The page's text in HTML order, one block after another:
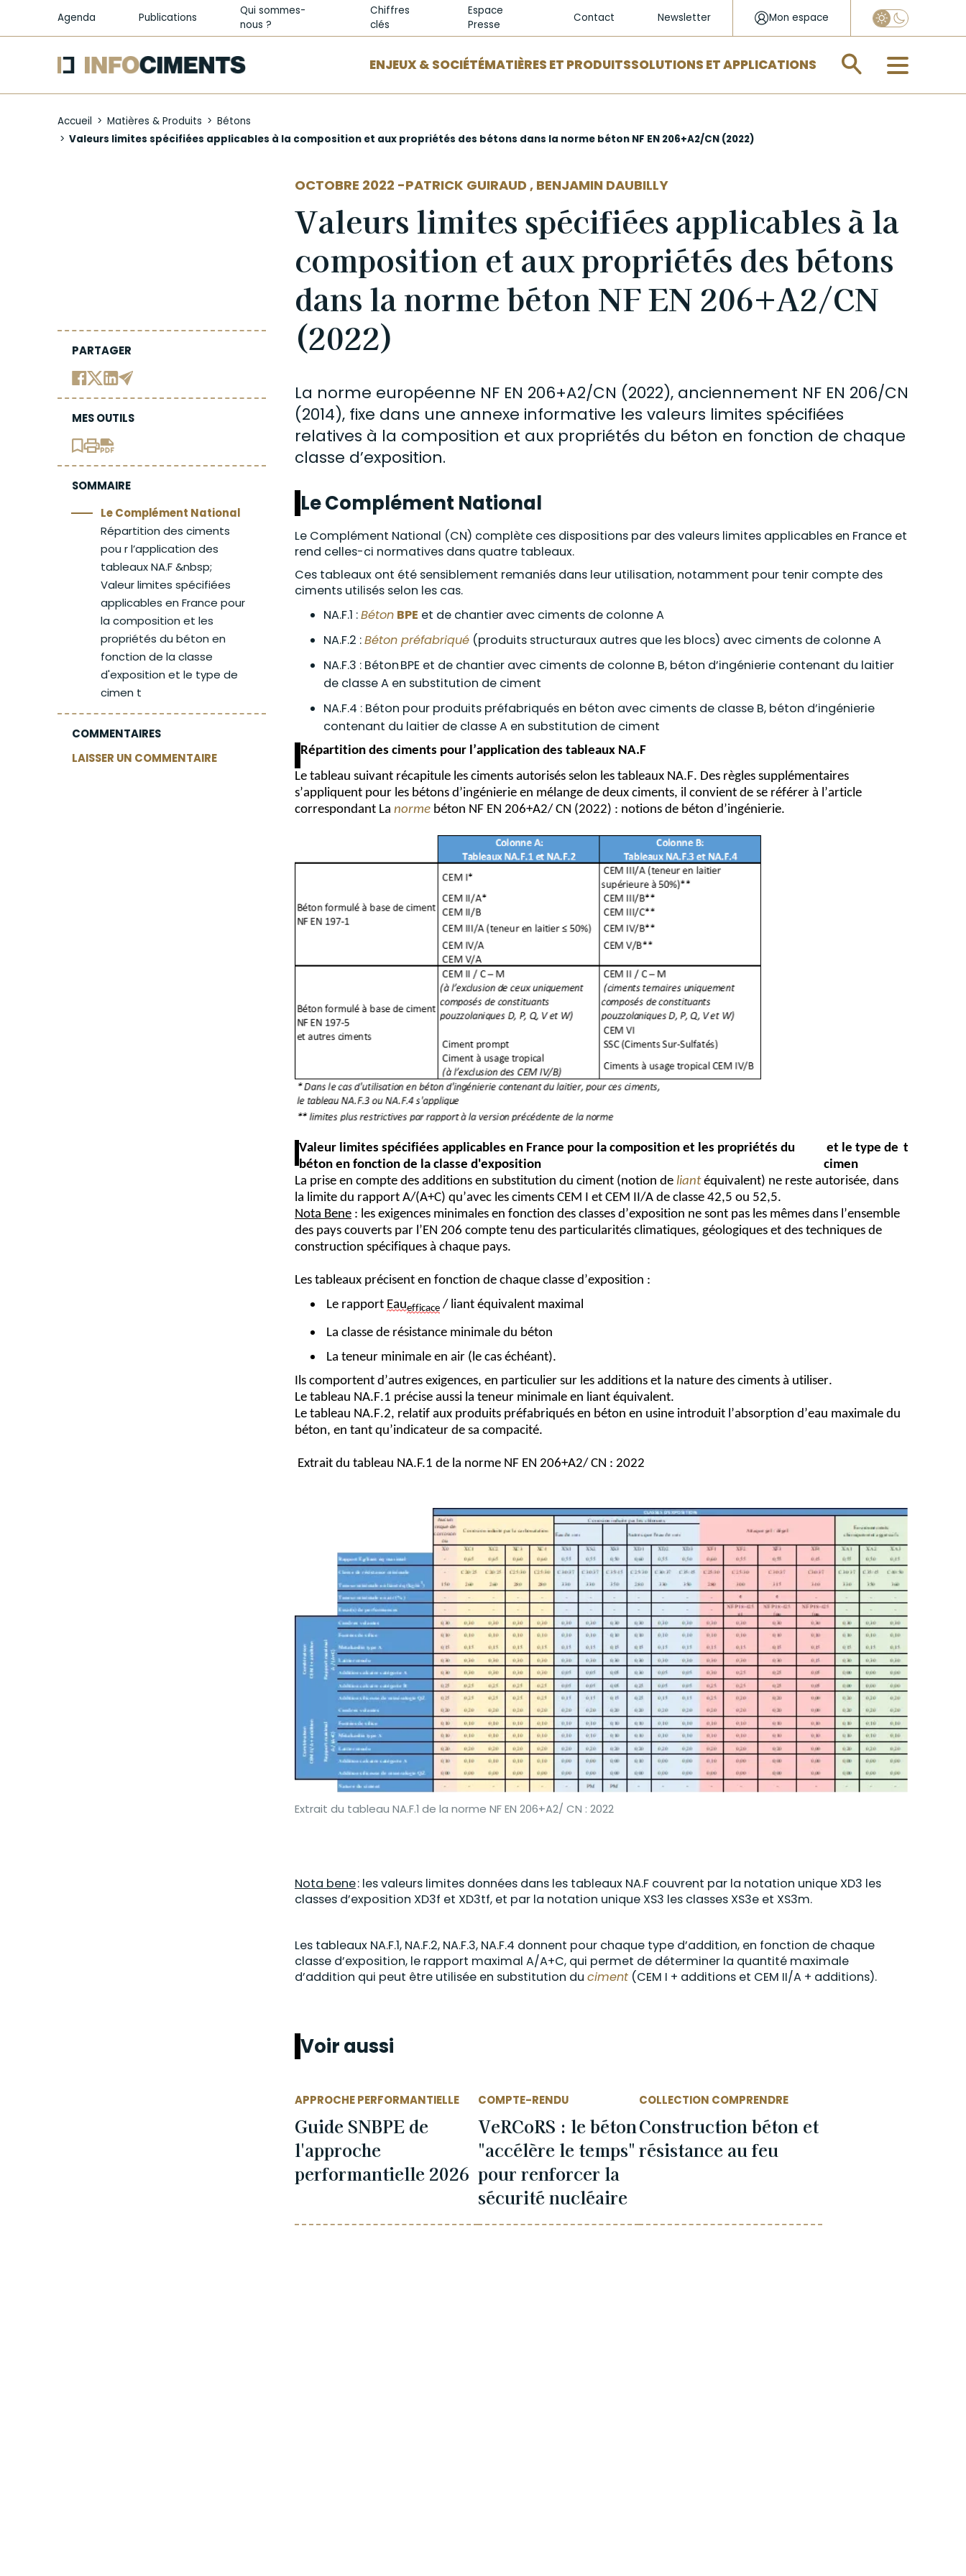
Agenda Publications
Qui sommes-
nous ?
Chiffres
clés
Espace
Presse
Contact Newsletter Mon espace
Appliquer
ENJEUX & SOCIÉTÉMATIÈRES ET PRODUITSSOLUTIONS ET APPLICATIONS
Accueil Matières & Produits
Bétons
Valeurs limites spécifiées applicables à la composition et aux propriétés des bétons dans la norme béton NF EN 206+A2/CN (2022)
PARTAGER
MES OUTILS
SOMMAIRE
Le Complément National
Répartition des ciments
pou r l’application des
tableaux NA.F &nbsp;
Valeur limites spécifiées
applicables en France pour
la composition et les
propriétés du béton en
fonction de la classe
d'exposition et le type de
cimen t
COMMENTAIRES
LAISSER UN COMMENTAIRE
OCTOBRE 2022 -
AUTEUR PATRICK GUIRAUD , BENJAMIN DAUBILLY
Valeurs limites spécifiées applicables à la
composition et aux propriétés des bétons
dans la norme béton NF EN 206+A2/CN
(2022)
La norme européenne NF EN 206+A2/CN (2022), anciennement NF EN 206/CN
(2014), fixe dans une annexe informative les valeurs limites spécifiées
relatives à la composition et aux propriétés du béton en fonction de chaque
classe d’exposition.
Le Complément National
Le Complément National (CN) complète ces dispositions par des valeurs limites applicables en France et
rend celles-ci normatives dans quatre tableaux.
Ces tableaux ont été sensiblement remaniés dans leur utilisation, notamment pour tenir compte des
ciments utilisés selon les cas.
NA.F.1 :Béton BPE et de chantier avec ciments de colonne A
NA.F.2 :Béton préfabriqué (produits structuraux autres que les blocs) avec ciments de colonne A
NA.F.3 : BétonBPE et de chantier avec ciments de colonne B, béton d’ingénierie contenant du laitier
de classe A en substitution de ciment
NA.F.4 : Béton pour produits préfabriqués en béton avec ciments de classe B, béton d’ingénierie
contenant du laitier de classe A en substitution de ciment
Répartition des ciments pour l’application des tableaux NA.F
Le tableau suivant récapitule les ciments autorisés selon les tableaux NA.F. Des règles supplémentaires
s’appliquent pour les bétons d’ingénierie en mélange de deux ciments, il convient de se référer à l’article
correspondant La norme béton NF EN 206+A2/ CN (2022) : notions de béton d’ingénierie.
Valeur limites spécifiées applicables en France pour la composition et les propriétés du
béton en fonction de la classe d'exposition
et le type de
cimen
t
La prise en compte des additions en substitution du ciment (notion de liant équivalent) ne reste autorisée, dans
la limite du rapport A/(A+C) qu’avec les ciments CEM I et CEM II/A de classe 42,5 ou 52,5.
Nota Bene : les exigences minimales en fonction des classes d’exposition ne sont pas les mêmes dans l’ensemble
des pays couverts par l’EN 206 compte tenu des particularités climatiques, géologiques et des techniques de
construction spécifiques à chaque pays.
Les tableaux précisent en fonction de chaque classe d’exposition :
Le rapport Eauefficace / liant équivalent maximal
La classe de résistance minimale du béton
La teneur minimale en air (le cas échéant).
Ils comportent d’autres exigences, en particulier sur les additions et la nature des ciments à utiliser.
Le tableau NA.F.1 précise aussi la teneur minimale en liant équivalent.
Le tableau NA.F.2, relatif aux produits préfabriqués en béton en usine introduit l’absorption d’eau maximale du
béton, en tant qu’indicateur de sa compacité.
Extrait du tableau NA.F.1 de la norme NF EN 206+A2/ CN : 2022
Extrait du tableau NA.F.1 de la norme NF EN 206+A2/ CN : 2022
Nota bene: les valeurs limites données dans les tableaux NA.F couvrent par la notation unique XD3 les
classes d’exposition XD3f et XD3tf, et par la notation unique XS3 les classes XS3e et XS3m.
Les tableaux NA.F.1, NA.F.2, NA.F.3, NA.F.4 donnent pour chaque type d’addition, en fonction de chaque
classe d’exposition, le rapport maximal A/A+C, qui permet de déterminer la quantité maximale
d’addition qui peut être utilisée en substitution du ciment (CEM I + additions et CEM II/A + additions).
Voir aussi
APPROCHE PERFORMANTIELLE
Guide SNBPE de
l'approche
performantielle 2026
COMPTE-RENDU
VeRCoRS : le béton
"accélère le temps"
pour renforcer la
sécurité nucléaire
COLLECTION COMPRENDRE
Construction béton et
résistance au feu